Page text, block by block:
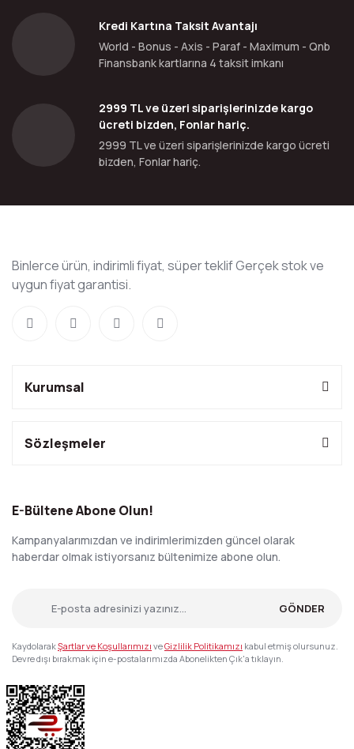
Kredi Kartına Taksit Avantajı
World - Bonus - Axis - Paraf - Maximum - Qnb
Finansbank kartlarına 4 taksit imkanı
2999 TL ve üzeri siparişlerinizde kargo
ücreti bizden, Fonlar hariç.
2999 TL ve üzeri siparişlerinizde kargo ücreti
bizden, Fonlar hariç.
Binlerce ürün, indirimli fiyat, süper teklif Gerçek stok ve
uygun fiyat garantisi.
Kurumsal
Sözleşmeler
E-Bültene Abone Olun!
Kampanyalarımızdan ve indirimlerimizden güncel olarak
haberdar olmak istiyorsanız bültenimize abone olun.
GÖNDER
KaydolarakŞartlar ve Koşullarımızı veGizlilik Politikamızı kabul etmiş olursunuz.
Devre dışı bırakmak için e-postalarımızda Abonelikten Çık'a tıklayın.